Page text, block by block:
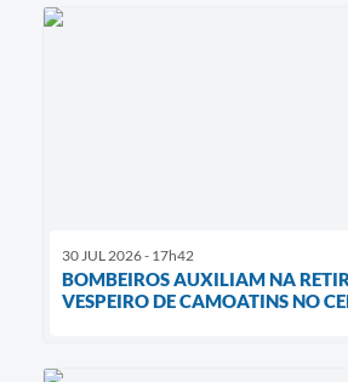
30 JUL 2026 - 17h42
BOMBEIROS AUXILIAM NA
VESPEIRO DE CAMOATINS NO